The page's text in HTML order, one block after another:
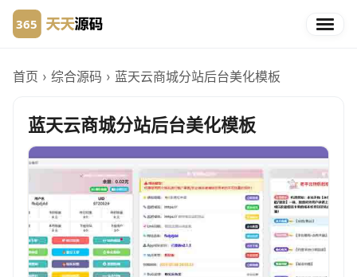
首页 › 综合源码 › 蓝天云商城分站后台美化模板
蓝天云商城分站后台美化模板